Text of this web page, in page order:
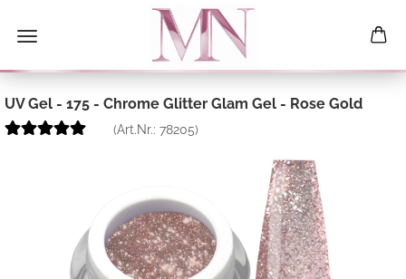
UV Gel - 175 - Chrome Glitter Glam Gel - Rose Gold
(Art.Nr.: 78205)